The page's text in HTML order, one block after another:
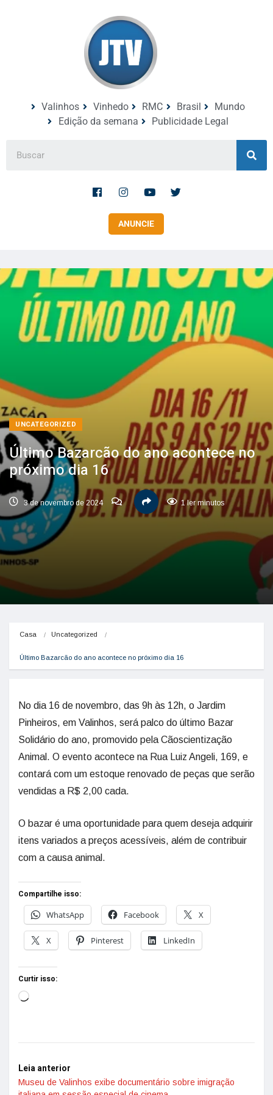
Valinhos Vinhedo RMC Brasil
Mundo
Edição da semana
Publicidade Legal
ANUNCIE
UNCATEGORIZED
Último Bazarcão do ano acontece no
próximo dia 16
3 de novembro de 2024 1 ler minutos
Casa Uncategorized
Último Bazarcão do ano acontece no próximo dia 16
No dia 16 de novembro, das 9h às 12h, o Jardim
Pinheiros, em Valinhos, será palco do último Bazar
Solidário do ano, promovido pela Cãoscientização
Animal. O evento acontece na Rua Luiz Angeli, 169, e
contará com um estoque renovado de peças que serão
vendidas a R$ 2,00 cada.
O bazar é uma oportunidade para quem deseja adquirir
itens variados a preços acessíveis, além de contribuir
com a causa animal.
Compartilhe isso:
WhatsApp
Facebook X
X Pinterest LinkedIn
Curtir isso:
Leia anterior
Museu de Valinhos exibe documentário sobre imigração